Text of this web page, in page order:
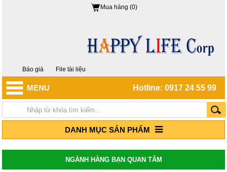
Mua hàng (0)
Báo giá File tài liệu
MENU Hotline: 0917 24 55 99
DANH MỤC SẢN PHẨM
NGÀNH HÀNG BẠN QUAN TÂM